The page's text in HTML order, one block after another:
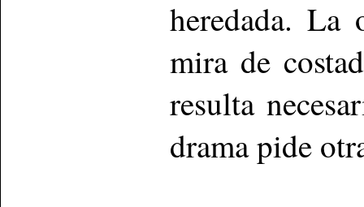
heredada. La
mira de
resulta
drama pide